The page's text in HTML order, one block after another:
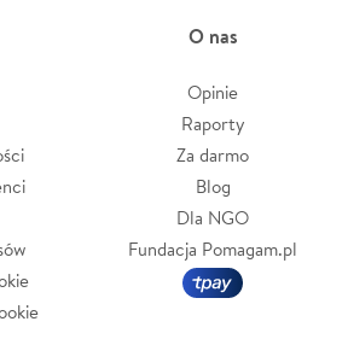
O nas
Opinie
Raporty
Za darmo
Blog
Dla NGO
Fundacja Pomagam.pl